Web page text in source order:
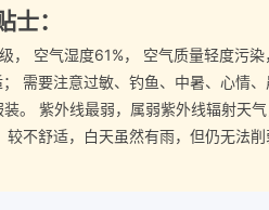
：
空气湿度61%， 空气质量轻度污
需要注意过敏、钓鱼、中暑、心情、
紫外线最弱，属弱紫外线辐射天
不舒适，白天虽然有雨，但仍无法